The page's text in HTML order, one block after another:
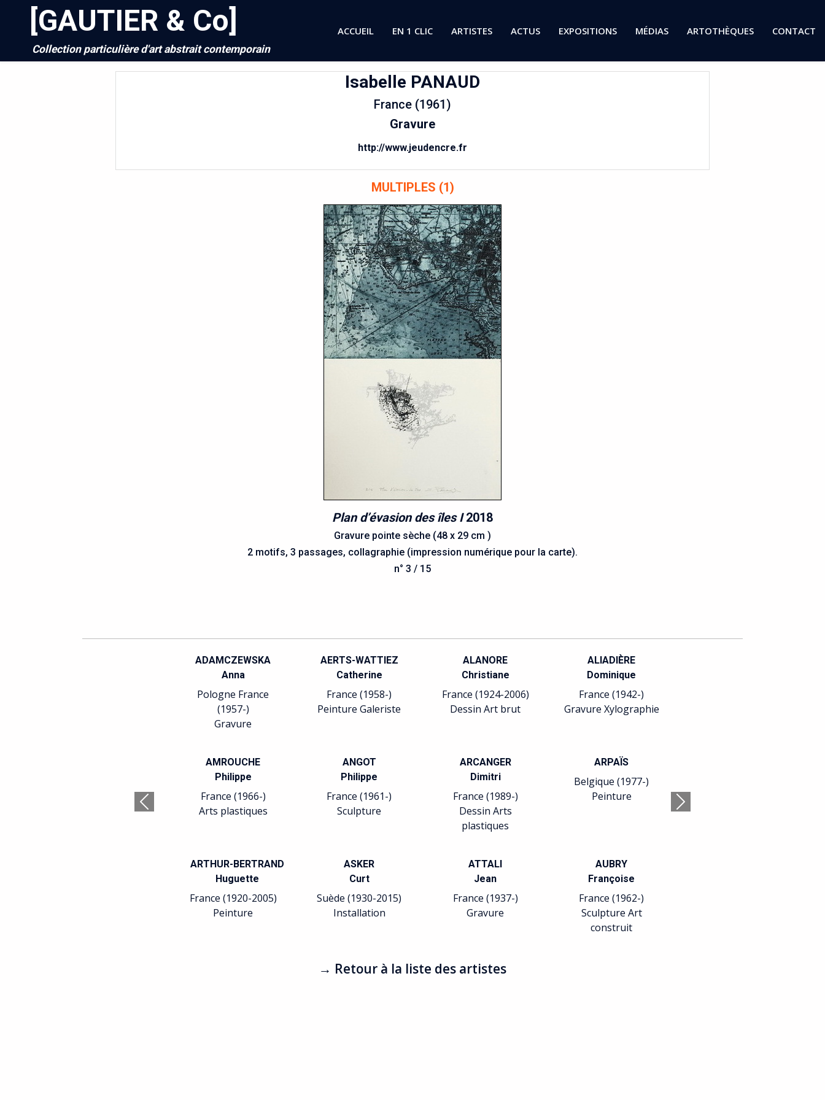
[GAUTIER & Co]
Collection particulière d'art abstrait contemporain
ACCUEIL EN 1 CLIC ARTISTES ACTUS EXPOSITIONS MÉDIAS ARTOTHÈQUES CONTACT
Isabelle PANAUD
France (1961)
Gravure
http://www.jeudencre.fr
MULTIPLES (1)
Plan d’évasion des îles I2018
Gravure pointe sèche (48 x 29 cm )
2 motifs, 3 passages, collagraphie (impression numérique pour la carte).
n° 3 / 15
ADAMCZEWSKA
Anna
Pologne France
(1957-)
Gravure
AERTS-WATTIEZ
Catherine
France (1958-)
Peinture Galeriste
ALANORE
Christiane
France (1924-2006)
Dessin Art brut
ALIADIÈRE
Dominique
France (1942-)
Gravure Xylographie
AMROUCHE
Philippe
France (1966-)
Arts plastiques
ANGOT
Philippe
France (1961-)
Sculpture
ARCANGER
Dimitri
France (1989-)
Dessin Arts
plastiques
ARPAÏS
Belgique (1977-)
Peinture
ARTHUR-BERTRAND
Huguette
France (1920-2005)
Peinture
ASKER
Curt
Suède (1930-2015)
Installation
ATTALI
Jean
France (1937-)
Gravure
AUBRY
Françoise
France (1962-)
Sculpture Art
construit
Précédent Suivant
→ Retour à la liste des artistes